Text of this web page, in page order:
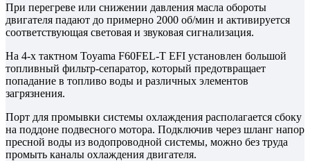
При перегреве или снижении давления масла обороты
двигателя падают до примерно 2000 об/мин и активируется
соответствующая световая и звуковая сигнализация.
На 4‑х тактном Toyama F60FEL‑T EFI установлен большой
топливный фильтр-сепаратор, который предотвращает
попадание в топливо воды и различных элементов
загрязнения.
Порт для промывки системы охлаждения располагается сбоку
на поддоне подвесного мотора. Подключив через шланг напор
пресной воды из водопроводной системы, можно без труда
промыть каналы охлаждения двигателя.